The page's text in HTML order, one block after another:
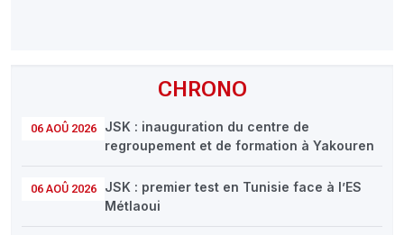
CHRONO
06 AOÛ 2026
JSK : inauguration du centre de
regroupement et de formation à Yakouren
06 AOÛ 2026
JSK : premier test en Tunisie face à l’ES
Métlaoui